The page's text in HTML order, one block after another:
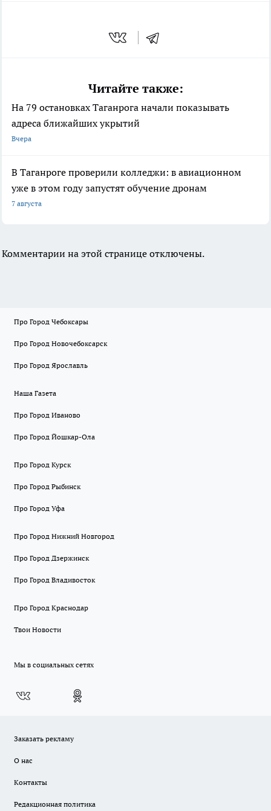
Читайте также:
На 79 остановках Таганрога начали показывать
адреса ближайших укрытий
Вчера
В Таганроге проверили колледжи: в авиационном
уже в этом году запустят обучение дронам
7 августа
Комментарии на этой странице отключены.
Про Город Чебоксары
Про Город Новочебоксарск
Про Город Ярославль
Наша Газета
Про Город Иваново
Про Город Йошкар-Ола
Про Город Курск
Про Город Рыбинск
Про Город Уфа
Про Город Нижний Новгород
Про Город Дзержинск
Про Город Владивосток
Про Город Краснодар
Твои Новости
Мы в социальных сетях
Заказать рекламу
О нас
Контакты
Редакционная политика